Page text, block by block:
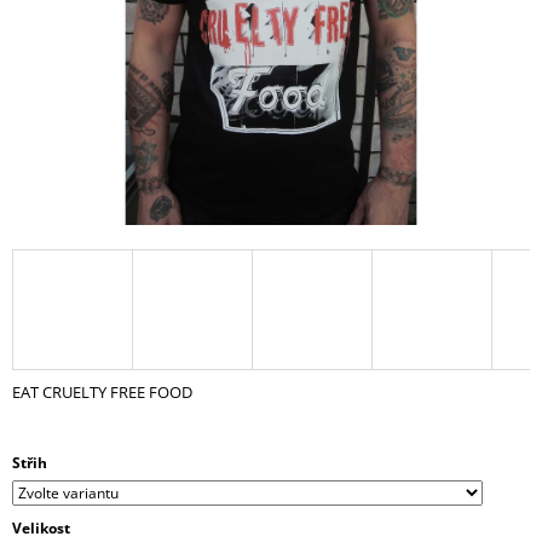
EAT CRUELTY FREE FOOD
Střih
Velikost
D
O
R
U
Č